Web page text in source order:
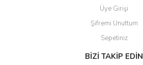
Üye Girişi
Şifremi Unuttum
Sepetiniz
BİZİ TAKİP EDİN